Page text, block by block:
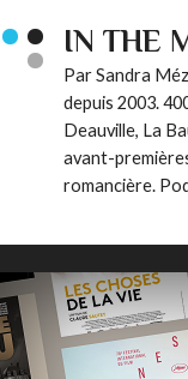
IN THE
Par Sandra
depuis 2003.
Deauville, La
avant-
romancière.